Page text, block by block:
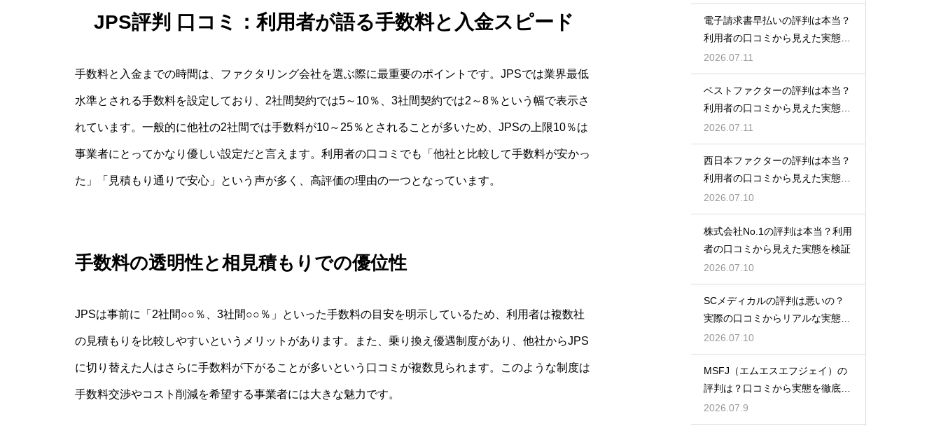
JPS評判 口コミ：利用者が語る手数料と入金スピード
手数料と入金までの時間は、ファクタリング会社を選ぶ際に最重要のポイントです。JPSでは業界最低
水準とされる手数料を設定しており、2社間契約では5～10％、3社間契約では2～8％という幅で表示さ
れています。一般的に他社の2社間では手数料が10～25％とされることが多いため、JPSの上限10％は
事業者にとってかなり優しい設定だと言えます。利用者の口コミでも「他社と比較して手数料が安かっ
た」「見積もり通りで安心」という声が多く、高評価の理由の一つとなっています。
手数料の透明性と相見積もりでの優位性
JPSは事前に「2社間○○％、3社間○○％」といった手数料の目安を明示しているため、利用者は複数社
の見積もりを比較しやすいというメリットがあります。また、乗り換え優遇制度があり、他社からJPS
に切り替えた人はさらに手数料が下がることが多いという口コミが複数見られます。このような制度は
手数料交渉やコスト削減を希望する事業者には大きな魅力です。
電子請求書早払いの評判は本当？
利用者の口コミから見えた実態を
検証
2026.07.11
ベストファクターの評判は本当？
利用者の口コミから見えた実態を
検証
2026.07.11
西日本ファクターの評判は本当？
利用者の口コミから見えた実態を
検証
2026.07.10
株式会社No.1の評判は本当？利用
者の口コミから見えた実態を検証
2026.07.10
SCメディカルの評判は悪いの？
実際の口コミからリアルな実態を
検証
2026.07.10
MSFJ（エムエスエフジェイ）の
評判は？口コミから実態を徹底検
証
2026.07.9